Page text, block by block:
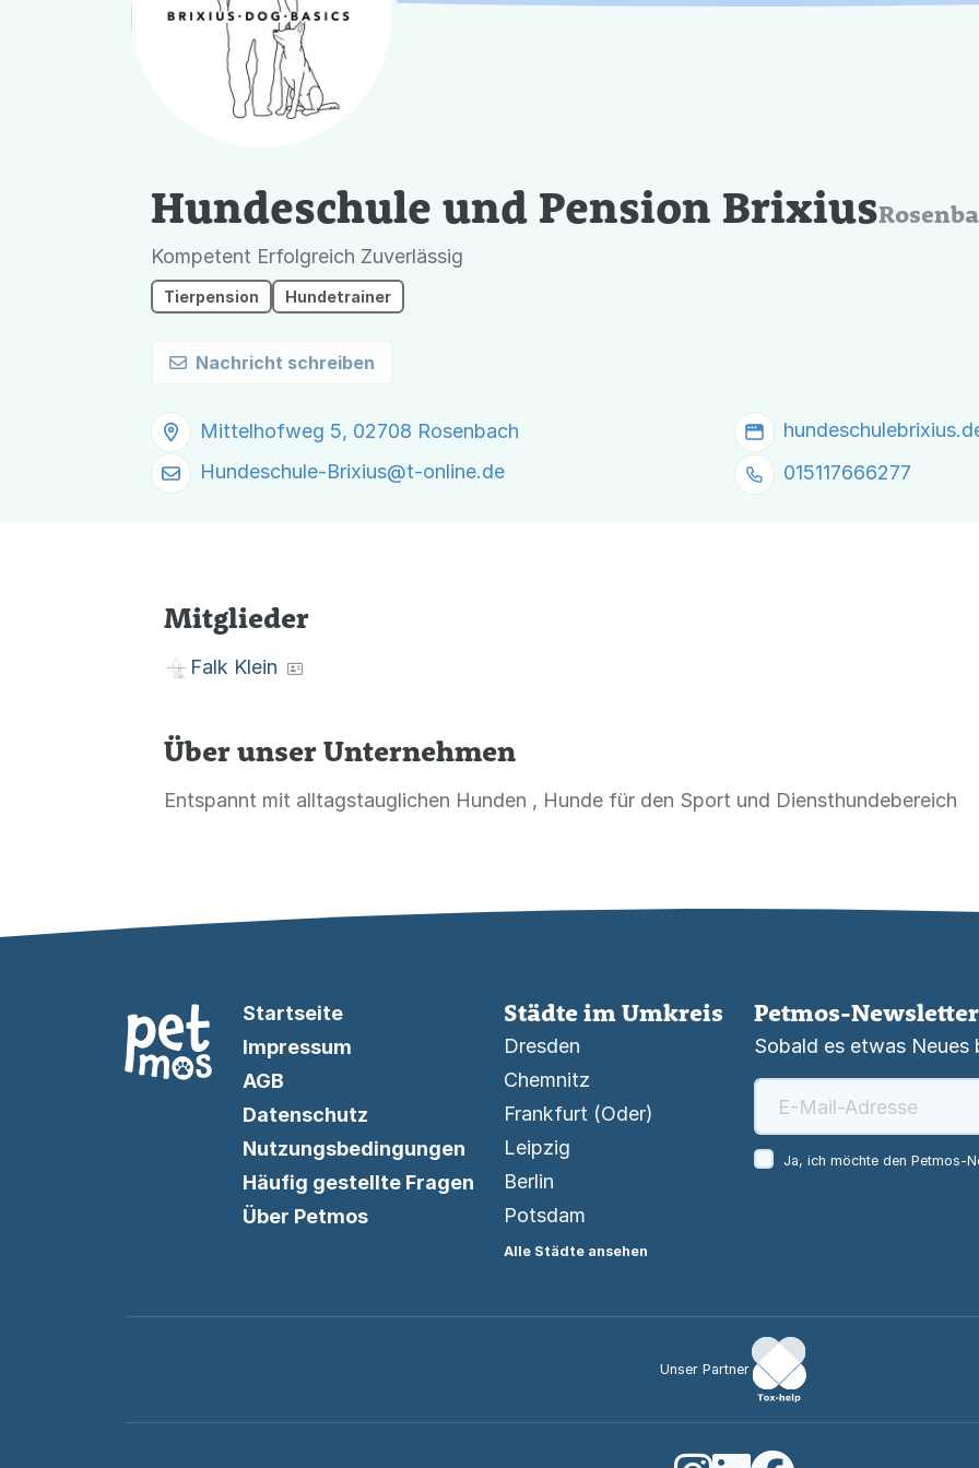
Hundeschule und Pension Brixius
Kompetent Erfolgreich Zuverlässig
Tierpension Hundetrainer
Nachricht schreiben
Mittelhofweg 5, 02708 Rosenbach
Hundeschule-Brixius@t-online.de 015117666277
Mitglieder
Falk Klein
Über unser Unternehmen
Entspannt mit alltagstauglichen Hunden , Hunde für den Sport und Diensthundebereich
Startseite
Impressum
AGB
Datenschutz
Nutzungsbedingungen
Häufig gestellte Fragen
Über Petmos
Städte im Umkreis
Dresden
Chemnitz
Frankfurt (Oder)
Leipzig
Berlin
Potsdam
Alle Städte ansehen
Petmos-Newsletter
Sobald es etwas
Ja, ich möchte den Petmos-
Unser Partner